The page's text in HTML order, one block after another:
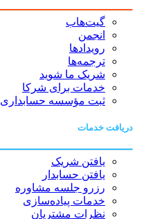
گیت‌هاب
انجمن
رویدادها
ترجمه‌ها
شریک ما شوید
خدمات برای شرکا
ثبت مؤسسه حسابداری
دریافت خدمات
یافتن شریک
یافتن حسابدار
رزرو جلسه مشاوره
خدمات پیاده‌سازی
نظرات مشتریان